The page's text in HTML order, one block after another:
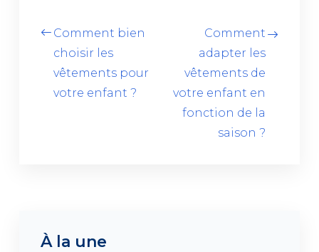
Comment bien
choisir les
vêtements pour
votre enfant ?
Comment
adapter les
vêtements de
votre enfant en
fonction de la
saison ?
À la une